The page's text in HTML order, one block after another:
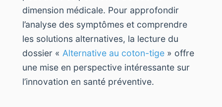
dimension médicale. Pour approfondir
l’analyse des symptômes et comprendre
les solutions alternatives, la lecture du
dossier « Alternative au coton-tige » offre
une mise en perspective intéressante sur
l’innovation en santé préventive.